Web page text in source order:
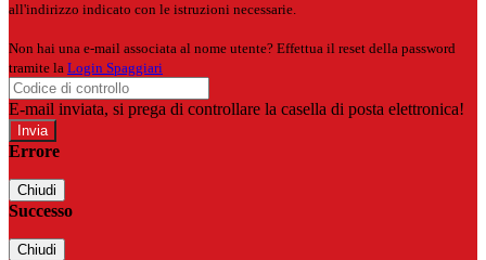
all'indirizzo indicato con le istruzioni necessarie.
Non hai una e-mail associata al nome utente? Effettua il reset della password
tramite la Login Spaggiari
E-mail inviata, si prega di controllare la casella di posta elettronica!
Errore
Chiudi
Successo
Chiudi